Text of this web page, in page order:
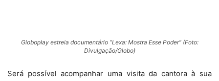
Globoplay estreia documentário “Lexa: Mostra Esse Poder” (Foto:
Divulgação/Globo)
Será possível acompanhar uma visita da cantora à sua